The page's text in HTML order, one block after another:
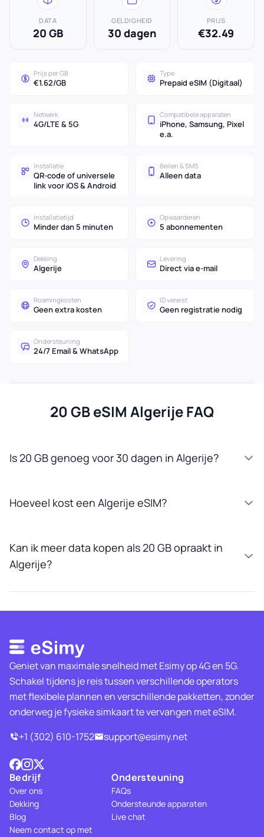
DATA
20 GB
GELDIGHEID
30 dagen
PRIJS
€32.49
Prijs per GB
€1.62/GB
Type
Prepaid eSIM (Digitaal)
Netwerk
4G/LTE & 5G
Compatibele apparaten
iPhone, Samsung, Pixel
e.a.
Installatie
QR-code of universele
link voor iOS & Android
Bellen & SMS
Alleen data
Installatietijd
Minder dan 5 minuten
Opwaarderen
5 abonnementen
Dekking
Algerije
Levering
Direct via e-mail
Roamingkosten
Geen extra kosten
ID vereist
Geen registratie nodig
Ondersteuning
24/7 Email & WhatsApp
20 GB eSIM Algerije FAQ
Is 20 GB genoeg voor 30 dagen in Algerije?
Hoeveel kost een Algerije eSIM?
Kan ik meer data kopen als 20 GB opraakt in
Algerije?
Geniet van maximale snelheid met Esimy op 4G en 5G.
Schakel tijdens je reis tussen verschillende operators
met flexibele plannen en verschillende pakketten, zonder
onderweg je fysieke simkaart te vervangen met eSIM.
+1 (302) 610-1752
support@esimy.net
Bedrijf
Over ons
Dekking
Blog
Neem contact op met
Ondersteuning
FAQs
Ondersteunde apparaten
Live chat